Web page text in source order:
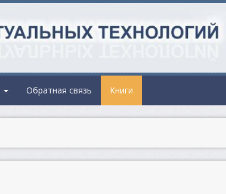
Обратная связь Книги